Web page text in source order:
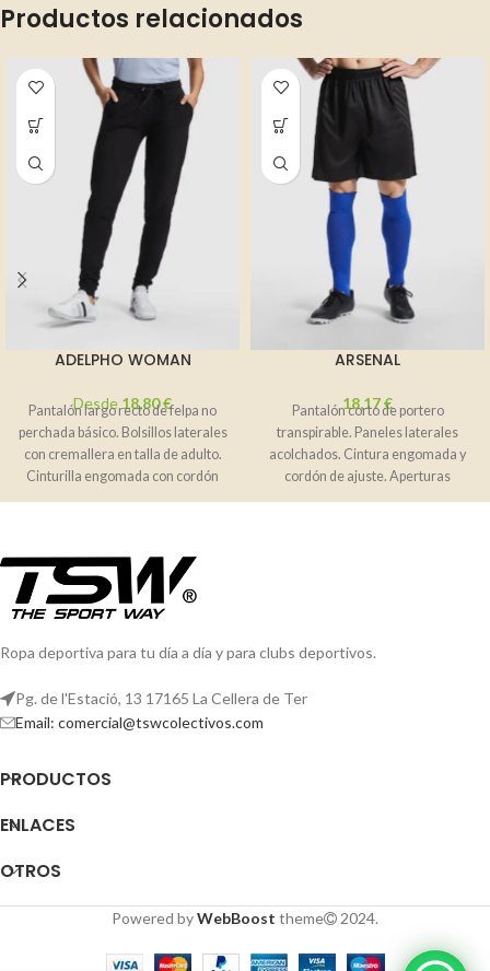
Productos relacionados
ADELPHO WOMAN
Desde 18,80€
Pantalón largo recto de felpa no
perchada básico. Bolsillos laterales
con cremallera en talla de adulto.
Cinturilla engomada con cordón
ARSENAL
18,17€
Pantalón corto de portero
transpirable. Paneles laterales
acolchados. Cintura engomada y
cordón de ajuste. Aperturas
laterales.Composición: 100%
Ropa deportiva para tu día a día y para clubs deportivos.
Pg. de l'Estació, 13 17165 La Cellera de Ter
Email: comercial@tswcolectivos.com
PRODUCTOS
ENLACES
OTROS
Powered byWebBoost theme 2024.